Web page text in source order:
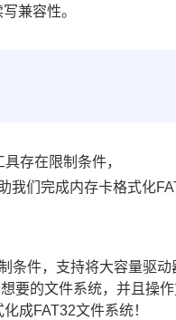
兼容性。
存在限制条件，
我们完成内存卡格式化
条件，支持将大容量驱动
要的文件系统，并且操作
成FAT32文件系统！